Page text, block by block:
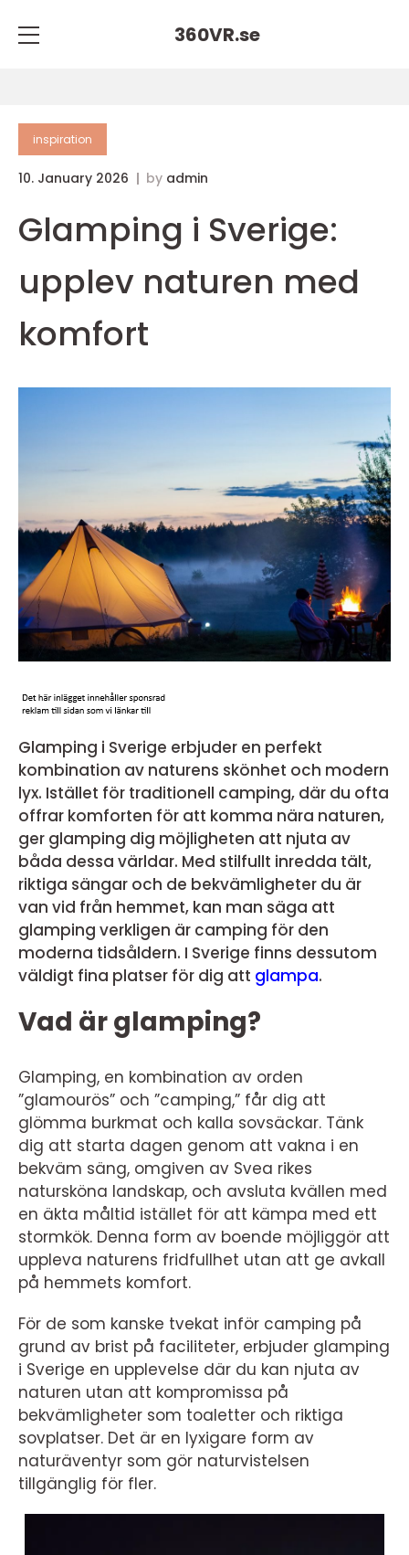
360VR.se
inspiration
10. January 2026 by admin
Glamping i Sverige:
upplev naturen med
komfort
Glamping i Sverige erbjuder en perfekt
kombination av naturens skönhet och modern
lyx. Istället för traditionell camping, där du ofta
offrar komforten för att komma nära naturen,
ger glamping dig möjligheten att njuta av
båda dessa världar. Med stilfullt inredda tält,
riktiga sängar och de bekvämligheter du är
van vid från hemmet, kan man säga att
glamping verkligen är camping för den
moderna tidsåldern. I Sverige finns dessutom
väldigt fina platser för dig att glampa.
Vad är glamping?
Glamping, en kombination av orden
”glamourös” och ”camping,” får dig att
glömma burkmat och kalla sovsäckar. Tänk
dig att starta dagen genom att vakna i en
bekväm säng, omgiven av Svea rikes
natursköna landskap, och avsluta kvällen med
en äkta måltid istället för att kämpa med ett
stormkök. Denna form av boende möjliggör att
uppleva naturens fridfullhet utan att ge avkall
på hemmets komfort.
För de som kanske tvekat inför camping på
grund av brist på faciliteter, erbjuder glamping
i Sverige en upplevelse där du kan njuta av
naturen utan att kompromissa på
bekvämligheter som toaletter och riktiga
sovplatser. Det är en lyxigare form av
naturäventyr som gör naturvistelsen
tillgänglig för fler.